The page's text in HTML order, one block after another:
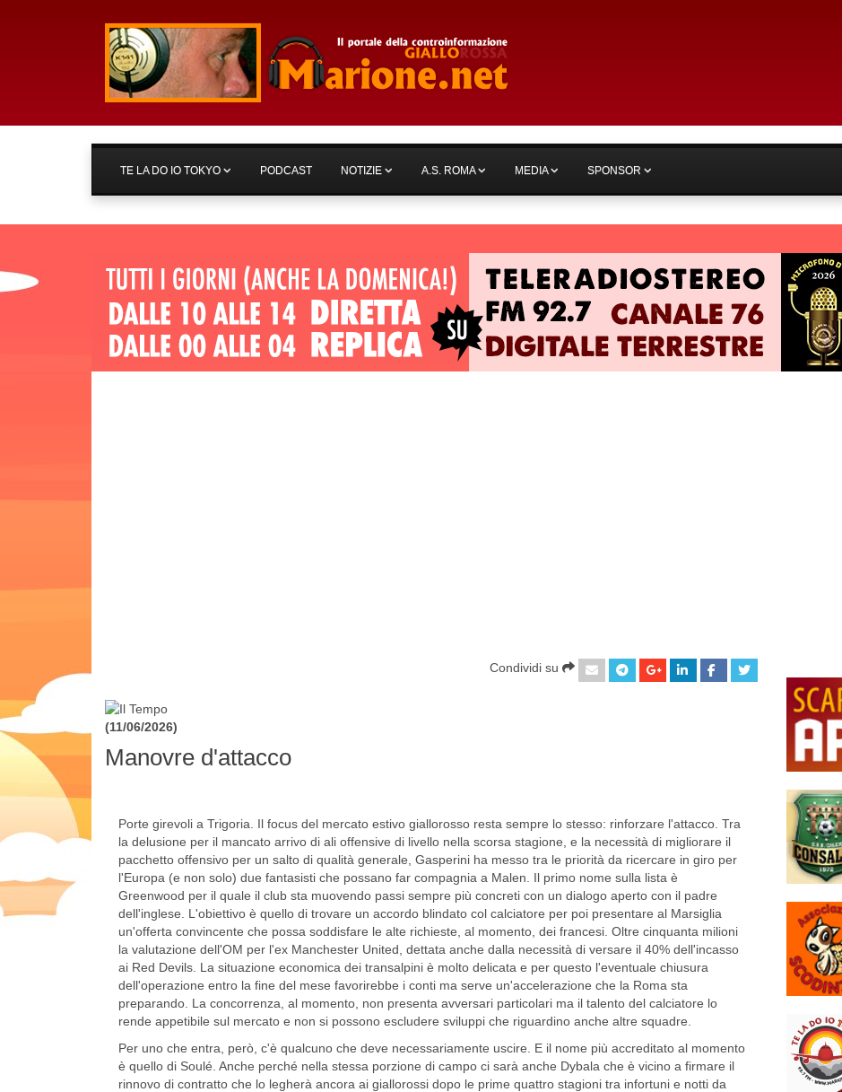
TE LA DO IO TOKYO PODCAST NOTIZIE A.S. ROMA MEDIA SPONSOR
Condividi su
(11/06/2026)
Manovre d'attacco
Porte girevoli a Trigoria. Il focus del mercato estivo giallorosso resta sempre lo stesso: rinforzare l'attacco. Tra
la delusione per il mancato arrivo di ali offensive di livello nella scorsa stagione, e la necessità di migliorare il
pacchetto offensivo per un salto di qualità generale, Gasperini ha messo tra le priorità da ricercare in giro per
l'Europa (e non solo) due fantasisti che possano far compagnia a Malen. Il primo nome sulla lista è
Greenwood per il quale il club sta muovendo passi sempre più concreti con un dialogo aperto con il padre
dell'inglese. L'obiettivo è quello di trovare un accordo blindato col calciatore per poi presentare al Marsiglia
un'offerta convincente che possa soddisfare le alte richieste, al momento, dei francesi. Oltre cinquanta milioni
la valutazione dell'OM per l'ex Manchester United, dettata anche dalla necessità di versare il 40% dell'incasso
ai Red Devils. La situazione economica dei transalpini è molto delicata e per questo l'eventuale chiusura
dell'operazione entro la fine del mese favorirebbe i conti ma serve un'accelerazione che la Roma sta
preparando. La concorrenza, al momento, non presenta avversari particolari ma il talento del calciatore lo
rende appetibile sul mercato e non si possono escludere sviluppi che riguardino anche altre squadre.
Per uno che entra, però, c'è qualcuno che deve necessariamente uscire. E il nome più accreditato al momento
è quello di Soulé. Anche perché nella stessa porzione di campo ci sarà anche Dybala che è vicino a firmare il
rinnovo di contratto che lo legherà ancora ai giallorossi dopo le prime quattro stagioni tra infortuni e notti da